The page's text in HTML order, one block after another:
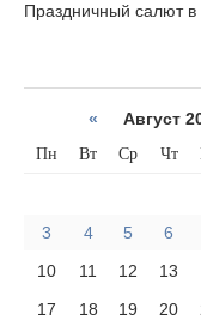
Праздничный салют
« Август
Пн Вт Ср Чт
3 4 5 6
10 11 12 13
17 18 19 20